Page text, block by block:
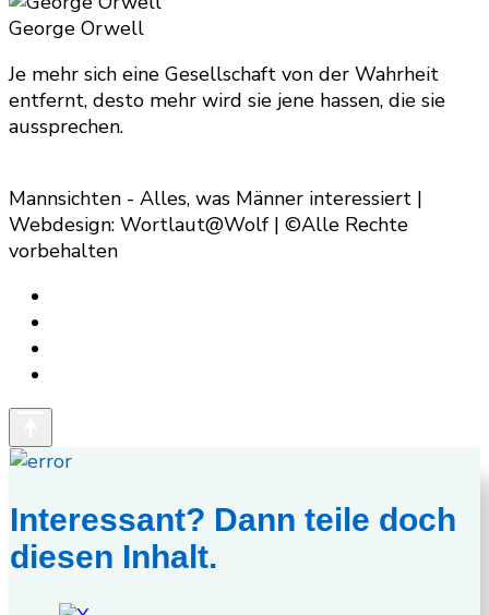
Something?
George Orwell
Je mehr sich eine Gesellschaft von der Wahrheit
entfernt, desto mehr wird sie jene hassen, die sie
aussprechen.
Mannsichten - Alles, was Männer interessiert |
Webdesign: Wortlaut@Wolf | ©Alle Rechte
vorbehalten
Interessant? Dann teile doch
diesen Inhalt.